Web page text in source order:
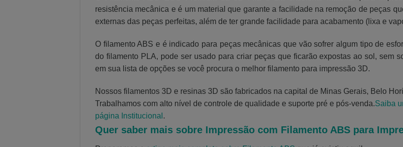
resistência mecânica e é um material que garante a facilidade na remoção de peças
externas das peças perfeitas, além de ter grande facilidade para acabamento (lixa e
O filamento ABS e é indicado para peças mecânicas que vão sofrer algum tipo de
do filamento PLA, pode ser usado para criar peças que ficarão expostas ao sol, sem
em sua lista de opções se você procura o melhor filamento para impressão 3D.
Nossos filamentos 3D e resinas 3D são fabricados na capital de Minas Gerais, Belo
Trabalhamos com alto nível de controle de qualidade e suporte pré e pós-venda.Saiba
página Institucional .
Quer saber mais sobre Impressão com Filamento ABS para